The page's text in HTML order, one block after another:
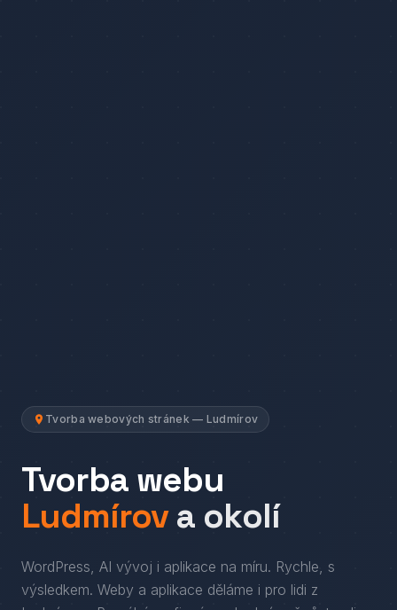
Tvorba webových stránek — Ludmírov
Tvorba webu
Ludmírova okolí
WordPress, AI vývoj i aplikace na míru. Rychle, s
výsledkem. Weby a aplikace děláme i pro lidi z